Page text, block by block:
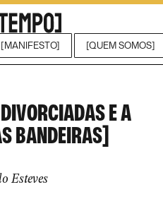
[MANIFESTO] [QUEM SOMOS]
E A
BANDEIRAS]
Esteves